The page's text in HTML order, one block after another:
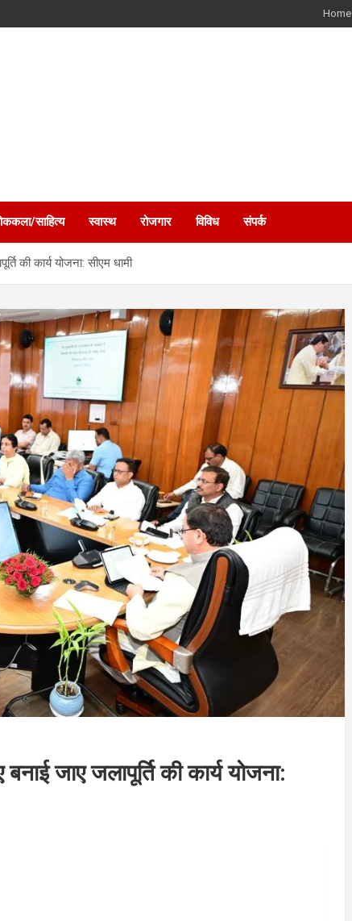
Home
साहित्य स्वास्थ रोजगार विविध संपर्क
की कार्य योजना: सीएम धामी
जाए जलापूर्ति की कार्य योजना: